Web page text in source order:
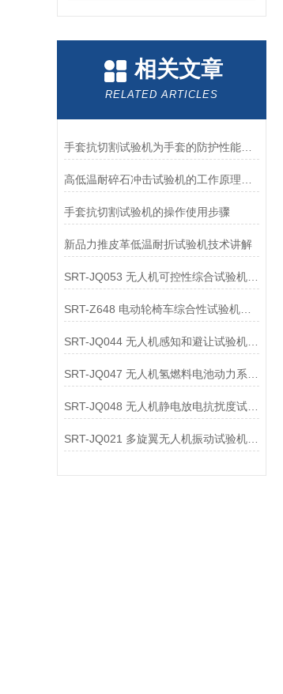
相关文章
RELATED ARTICLES
手套抗切割试验机为手套的防护性能提供了客观数据
手套抗切割试验机的操作使用步骤
新品力推皮革低温耐折试验机技术讲解
SRT-JQ053 无人机可控性综合试验机的应用领域介绍
SRT-Z648 电动轮椅车综合性试验机可以用在哪些方面
SRT-JQ044 无人机感知和避让试验机的应用领域有哪些
SRT-JQ048 无人机静电放电抗扰度试验机有哪些特点
SRT-JQ021 多旋翼无人机振动试验机简单介绍 质量保证